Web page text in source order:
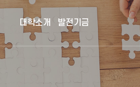
대학소개 발전기금